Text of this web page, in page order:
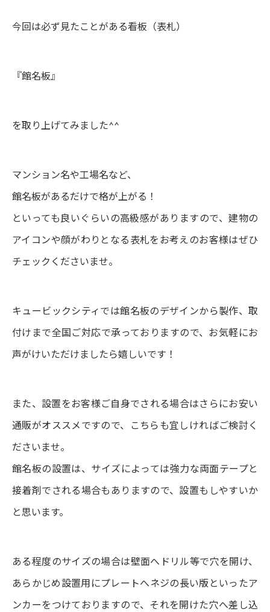
今回は必ず見たことがある看板（表札）
『館名板』
を取り上げてみました^^
マンション名や工場名など、
館名板があるだけで格が上がる！
といっても良いぐらいの高級感がありますので、建物の
アイコンや顔がわりとなる表札をお考えのお客様はぜひ
チェックくださいませ。
キュービックシティでは館名板のデザインから製作、取
付けまで全国ご対応で承っておりますので、お気軽にお
声がけいただけましたら嬉しいです！
また、設置をお客様ご自身でされる場合はさらにお安い
通販がオススメですので、こちらも宜しければご検討く
ださいませ。
館名板の設置は、サイズによっては強力な両面テープと
接着剤でされる場合もありますので、設置もしやすいか
と思います。
ある程度のサイズの場合は壁面へドリル等で穴を開け、
あらかじめ設置用にプレートへネジの長い版といったア
ンカーをつけておりますので、それを開けた穴へ差し込